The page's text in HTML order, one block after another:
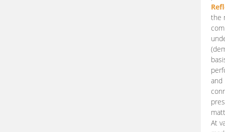
the
and
At